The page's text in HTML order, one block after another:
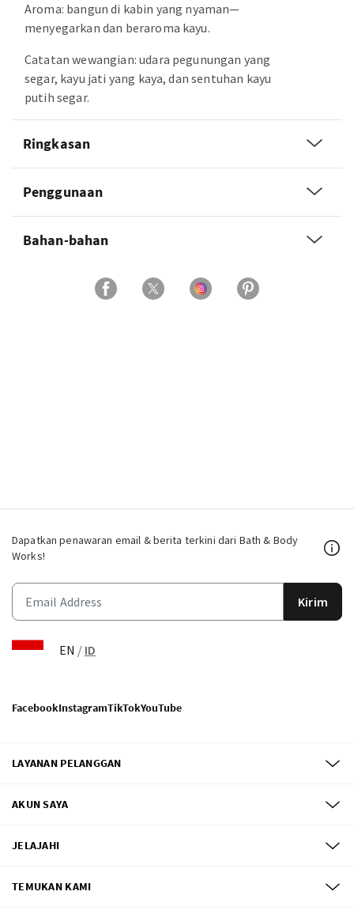
Aroma: bangun di kabin yang nyaman—
menyegarkan dan beraroma kayu.
Catatan wewangian: udara pegunungan yang
segar, kayu jati yang kaya, dan sentuhan kayu
putih segar.
Ringkasan
Penggunaan
Bahan-bahan
Dapatkan penawaran email & berita terkini dari Bath & Body
Works!
Kirim
EN / ID
FacebookInstagramTikTokYouTube
LAYANAN PELANGGAN
AKUN SAYA
JELAJAHI
TEMUKAN KAMI